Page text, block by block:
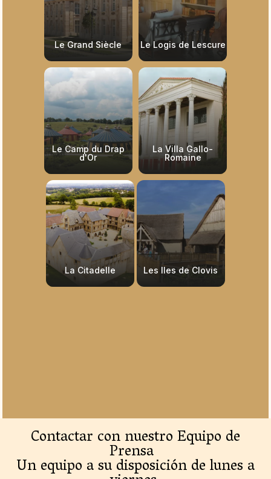
Le Grand Siècle Le Logis de Lescure
Le Camp du Drap
d'Or
La Villa Gallo-
Romaine
La Citadelle Les Iles de Clovis
Contactar con nuestro Equipo de
Prensa
Un equipo a su disposición de lunes a